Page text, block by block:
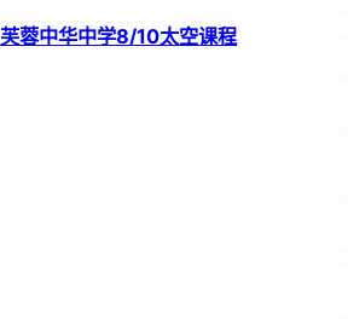
芙蓉中华中学8/10太空课程